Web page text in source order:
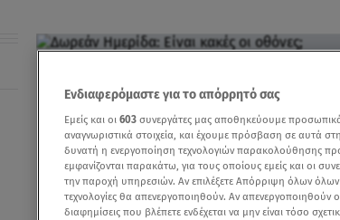
Ενδιαφερόμαστε για το απόρρητό σας
Εμείς και οι 603 συνεργάτες μας αποθηκεύουμε
αναγνωριστικά στοιχεία, και έχουμε πρόσβαση σε αυτά
δυνατή η ενεργοποίηση τεχνολογιών παρακολούθησης
εμφανίζονται παρακάτω, για τους οποίους εμείς και οι
την παροχή υπηρεσιών. Αν επιλέξετε Απόρριψη όλων
τεχνολογίες θα απενεργοποιηθούν. Αν απενεργοποιηθούν
διαφημίσεις που βλέπετε ενδέχεται να μην είναι τόσο